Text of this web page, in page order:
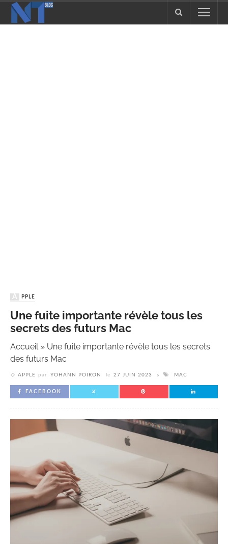
APPLE
Une fuite importante révèle tous les
secrets des futurs Mac
Accueil» Une fuite importante révèle tous les secrets
des futurs Mac
APPLE par YOHANN POIRON le 27 JUIN 2023 MAC
FACEBOOK